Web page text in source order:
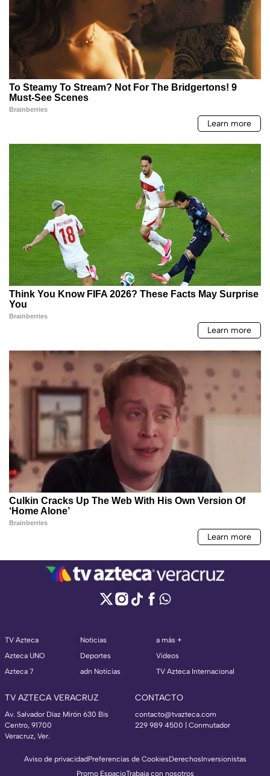
TV Azteca
Azteca UNO
Azteca 7
Noticias
Deportes
adn Noticias
a más +
Videos
TV Azteca Internacional
TV AZTECA VERACRUZ
Av. Salvador Díaz Mirón 630 Bis
Centro, 91700
Veracruz, Ver.
CONTACTO
contacto@tvazteca.com
229 989 4500 | Conmutador
Aviso de privacidadPreferencias de CookiesDerechosInversionistas
Promo EspacioTrabaja con nosotros